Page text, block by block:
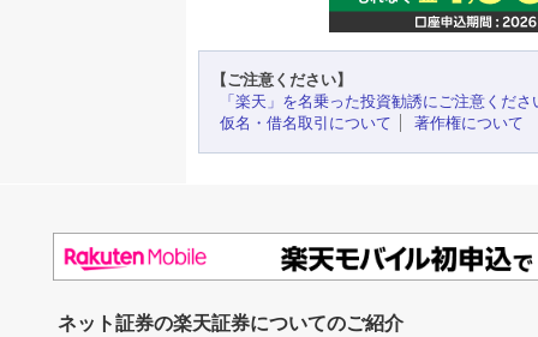
【ご注意ください】
「楽天」を名乗った投資勧誘にご注意くださ
仮名・借名取引について
著作権について
ネット証券の楽天証券についてのご紹介